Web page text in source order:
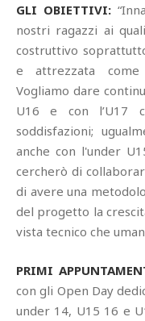
GLI OBIETTIVI:
nostri ragazzi ai
costruttivo
e attrezzata come
Vogliamo dare
U16 e con l’U17
soddisfazioni;
anche con l'under
cercherò di
di avere una
del progetto la
vista tecnico che
PRIMI
con gli Open Day
under 14, U15 16 e